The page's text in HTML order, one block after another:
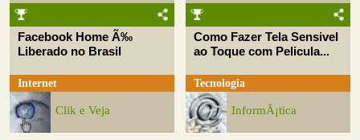
Facebook Home Ã‰
Liberado no Brasil
Internet
Clik e Veja
Como Fazer Tela Sensivel
ao Toque com Pelicula...
Tecnologia
InformÃ¡tica